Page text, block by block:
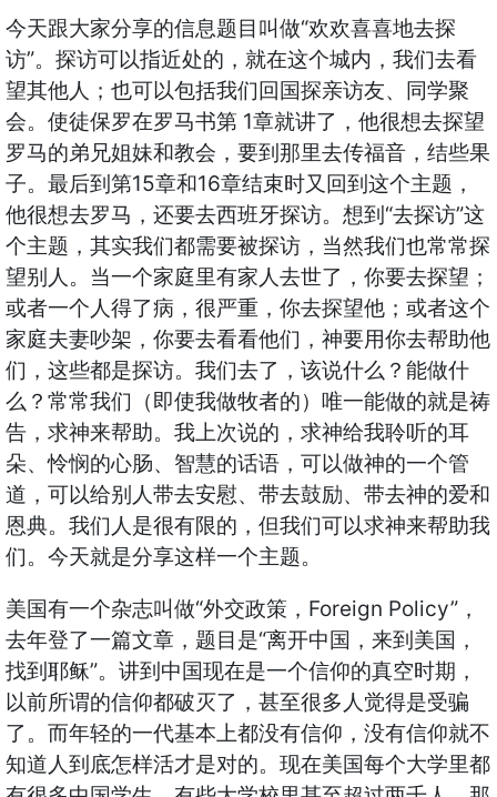
今天跟大家分享的信息题目叫做“欢欢喜喜地去探
访”。探访可以指近处的，就在这个城内，我们去看
望其他人；也可以包括我们回国探亲访友、同学聚
会。使徒保罗在罗马书第 1章就讲了，他很想去探望
罗马的弟兄姐妹和教会，要到那里去传福音，结些果
子。最后到第15章和16章结束时又回到这个主题，
他很想去罗马，还要去西班牙探访。想到“去探访”这
个主题，其实我们都需要被探访，当然我们也常常探
望别人。当一个家庭里有家人去世了，你要去探望；
或者一个人得了病，很严重，你去探望他；或者这个
家庭夫妻吵架，你要去看看他们，神要用你去帮助他
们，这些都是探访。我们去了，该说什么？能做什
么？常常我们（即使我做牧者的）唯一能做的就是祷
告，求神来帮助。我上次说的，求神给我聆听的耳
朵、怜悯的心肠、智慧的话语，可以做神的一个管
道，可以给别人带去安慰、带去鼓励、带去神的爱和
恩典。我们人是很有限的，但我们可以求神来帮助我
们。今天就是分享这样一个主题。
美国有一个杂志叫做“外交政策，Foreign Policy”，
去年登了一篇文章，题目是“离开中国，来到美国，
找到耶稣”。讲到中国现在是一个信仰的真空时期，
以前所谓的信仰都破灭了，甚至很多人觉得是受骗
了。而年轻的一代基本上都没有信仰，没有信仰就不
知道人到底怎样活才是对的。现在美国每个大学里都